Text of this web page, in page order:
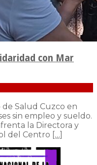
con Mar
Salud Cuzco en
sin empleo y sueldo.
la Directora y
del Centro […]